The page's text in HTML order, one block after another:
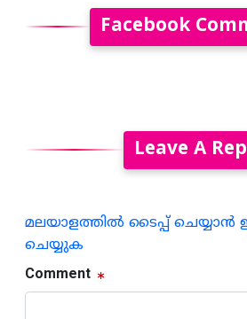
Facebook
Leave A
മലയാളത്തില്‍ ടൈപ്പ് ചെയ്യാന്‍
ചെയ്യുക
Comment